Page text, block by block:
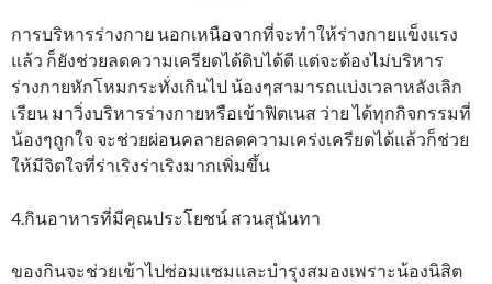
การบริหารร่างกาย นอกเหนือจากที่จะทำให้ร่างกายแข็งแรง
แล้ว ก็ยังช่วยลดความเครียดได้ดิบได้ดี แต่จะต้องไม่บริหาร
ร่างกายหักโหมกระทั่งเกินไป น้องๆสามารถแบ่งเวลาหลังเลิก
เรียน มาวิ่งบริหารร่างกายหรือเข้าฟิตเนส ว่าย ได้ทุกกิจกรรมที่
น้องๆถูกใจ จะช่วยผ่อนคลายลดความเคร่งเครียดได้แล้วก็ช่วย
ให้มีจิตใจที่ร่าเริงร่าเริงมากเพิ่มขึ้น
4.กินอาหารที่มีคุณประโยชน์ สวนสุนันทา
ของกินจะช่วยเข้าไปซ่อมแซมและบำรุงสมองเพราะน้องนิสิต